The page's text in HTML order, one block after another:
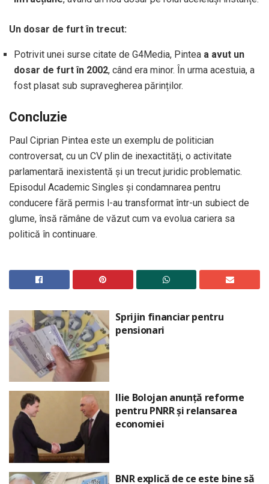
Un dosar de furt în trecut:
Potrivit unei surse citate de G4Media, Pintea a avut un
dosar de furt în 2002, când era minor. În urma acestuia, a
fost plasat sub supravegherea părinților.
Concluzie
Paul Ciprian Pintea este un exemplu de politician
controversat, cu un CV plin de inexactități, o activitate
parlamentară inexistentă și un trecut juridic problematic.
Episodul Academic Singles și condamnarea pentru
conducere fără permis l-au transformat într-un subiect de
glume, însă rămâne de văzut cum va evolua cariera sa
politică în continuare.
Sprijin financiar pentru
pensionari
Ilie Bolojan anunță reforme
pentru PNRR și relansarea
economiei
BNR explică de ce este bine să